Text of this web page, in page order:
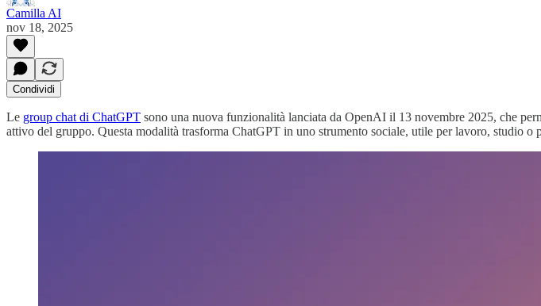
Camilla AI
nov 18, 2025
Condividi
Le group chat di ChatGPT sono una nuova funzionalità lanciata da OpenAI il 13 novembre 2025, che
attivo del gruppo. Questa modalità trasforma ChatGPT in uno strumento sociale, utile per lavoro, studio